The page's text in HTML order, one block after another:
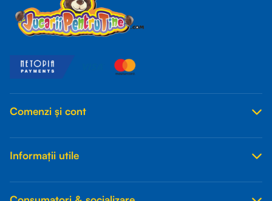
Comenzi și cont
Informații utile